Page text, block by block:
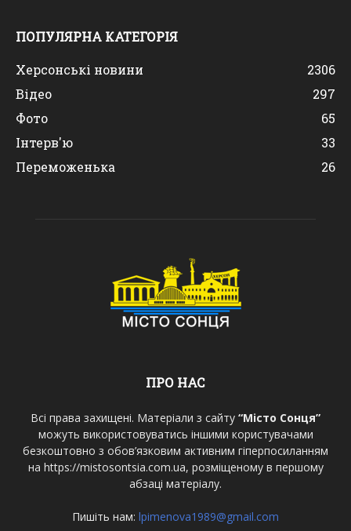
ПОПУЛЯРНА КАТЕГОРІЯ
Херсонські новини
2306
Відео
297
Фото
65
Інтерв'ю
33
Переможенька
26
ПРО НАС
Всі права захищені. Матеріали з сайту “Місто Сонця”
можуть використовуватись іншими користувачами
безкоштовно з обов’язковим активним гіперпосиланням
на https://mistosontsia.com.ua, розміщеному в першому
абзаці матеріалу.
Пишіть нам: lpimenova1989@gmail.com